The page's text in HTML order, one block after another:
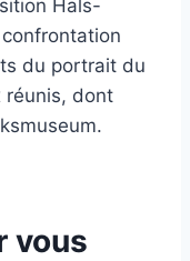
Hals-
du portrait du
réunis, dont
vous